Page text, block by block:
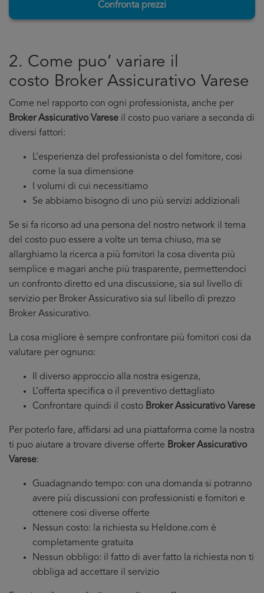
Confronta prezzi
2. Come puo’ variare il
costo Broker Assicurativo Varese
Come nel rapporto con ogni professionista, anche per
Broker Assicurativo Varese il costo puo variare a seconda di
diversi fattori:
L’esperienza del professionista o del fornitore, cosi
come la sua dimensione
I volumi di cui necessitiamo
Se abbiamo bisogno di uno più servizi addizionali
Se si fa ricorso ad una persona del nostro network il tema
del costo puo essere a volte un tema chiuso, ma se
allarghiamo la ricerca a più fornitori la cosa diventa più
semplice e magari anche più trasparente, permettendoci
un confronto diretto ed una discussione, sia sul livello di
servizio per Broker Assicurativo sia sul libello di prezzo
Broker Assicurativo.
La cosa migliore è sempre confrontare più fornitori cosi da
valutare per ognuno:
Il diverso approccio alla nostra esigenza,
L’offerta specifica o il preventivo dettagliato
Confrontare quindi il costo Broker Assicurativo Varese
Per poterlo fare, affidarsi ad una piattaforma come la nostra
ti puo aiutare a trovare diverse offerte Broker Assicurativo
Varese:
Guadagnando tempo: con una domanda si potranno
avere più discussioni con professionisti e fornitori e
ottenere cosi diverse offerte
Nessun costo: la richiesta su Heldone.com è
completamente gratuita
Nessun obbligo: il fatto di aver fatto la richiesta non ti
obbliga ad accettare il servizio